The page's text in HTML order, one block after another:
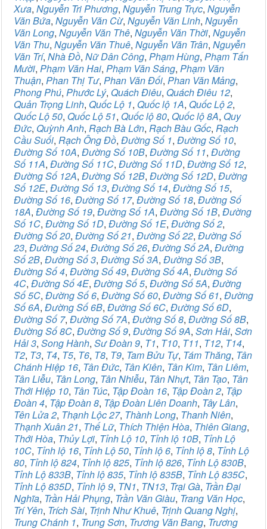
Xưa, Nguyễn Tri Phương, Nguyễn Trung Trực, Nguyễn
Văn Bứa, Nguyễn Văn Cừ, Nguyễn Văn Linh, Nguyễn
Văn Long, Nguyễn Văn Thê, Nguyễn Văn Thời, Nguyễn
Văn Thu, Nguyễn Văn Thuê, Nguyễn Văn Trân, Nguyễn
Văn Trí, Nhà Đồ, Nữ Dân Công, Phạm Hùng, Phạm Tấn
Mười, Phạm Văn Hai, Phạm Văn Sáng, Phạm Văn
Thuận, Phan Thị Tư, Phan Văn Đối, Phan Văn Mảng,
Phong Phú, Phước Lý, Quách Điêu, Quách Điêu 12,
Quản Trọng Linh, Quốc Lộ 1, Quốc lộ 1A, Quốc Lộ 2,
Quốc Lộ 50, Quốc Lộ 51, Quốc lộ 80, Quốc lộ 8A, Quy
Đức, Quỳnh Anh, Rạch Bà Lớn, Rạch Bàu Gốc, Rạch
Cầu Suối, Rạch Ông Đồ, Đường Số 1, Đường Số 10,
Đường Số 10A, Đường Số 10B, Đường Số 11, Đường
Số 11A, Đường Số 11C, Đường Số 11D, Đường Số 12,
Đường Số 12A, Đường Số 12B, Đường Số 12D, Đường
Số 12E, Đường Số 13, Đường Số 14, Đường Số 15,
Đường Số 16, Đường Số 17, Đường Số 18, Đường Số
18A, Đường Số 19, Đường Số 1A, Đường Số 1B, Đường
Số 1C, Đường Số 1D, Đường Số 1E, Đường Số 2,
Đường Số 20, Đường Số 21, Đường Số 22, Đường Số
23, Đường Số 24, Đường Số 26, Đường Số 2A, Đường
Số 2B, Đường Số 3, Đường Số 3A, Đường Số 3B,
Đường Số 4, Đường Số 49, Đường Số 4A, Đường Số
4C, Đường Số 4E, Đường Số 5, Đường Số 5A, Đường
Số 5C, Đường Số 6, Đường Số 60, Đường Số 61, Đường
Số 6A, Đường Số 6B, Đường Số 6C, Đường Số 6D,
Đường Số 7, Đường Số 7A, Đường Số 8, Đường Số 8B,
Đường Số 8C, Đường Số 9, Đường Số 9A, Sơn Hải, Sơn
Hải 3, Song Hành, Sư Đoàn 9, T1, T10, T11, T12, T14,
T2, T3, T4, T5, T6, T8, T9, Tam Bửu Tự, Tám Thăng, Tân
Chánh Hiệp 16, Tân Đức, Tân Kiên, Tân Kim, Tân Liêm,
Tân Liễu, Tân Long, Tân Nhiễu, Tân Nhựt, Tân Tạo, Tân
Thới Hiệp 10, Tân Túc, Tập Đoàn 16, Tập Đoàn 2, Tập
Đoàn 4, Tập Đoàn 8, Tập Đoàn Liên Doanh, Tây Lân,
Tên Lửa 2, Thạnh Lộc 27, Thành Long, Thanh Niên,
Thạnh Xuân 21, Thế Lữ, Thích Thiện Hòa, Thiên Giang,
Thới Hòa, Thủy Lợi, Tỉnh Lộ 10, Tỉnh lộ 10B, Tỉnh Lộ
10C, Tỉnh lộ 16, Tỉnh Lộ 50, Tỉnh lộ 6, Tỉnh lộ 8, Tỉnh Lộ
80, Tỉnh lộ 824, Tỉnh lộ 825, Tỉnh lộ 826, Tỉnh Lộ 830B,
Tỉnh Lộ 833B, Tỉnh lộ 835, Tỉnh lộ 835B, Tỉnh Lộ 835C,
Tỉnh Lộ 835D, Tỉnh lộ 9, TN1, TN13, Trại Gà, Trần Đại
Nghĩa, Trần Hải Phụng, Trần Văn Giàu, Trang Văn Học,
Trí Yên, Trích Sài, Trịnh Như Khuê, Trịnh Quang Nghị,
Trung Chánh 1, Trung Sơn, Trương Văn Bang, Trương